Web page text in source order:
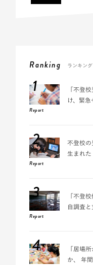
Ranking ランキング
1
Report
「不登
け、緊急
2
Report
不登校の
生まれた
3
Report
「不登
自調査と
4
「居場
か、 年